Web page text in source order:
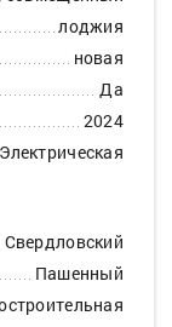
лоджия
новая
Да
2024
Электрическая
Свердловский
Пашенный